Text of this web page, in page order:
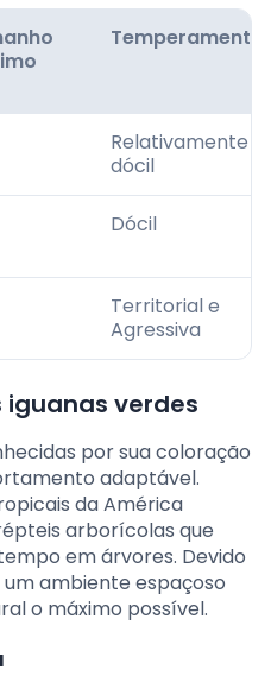
Temperamento
Relativamente
dócil
Dócil
Territorial e
Agressiva
verdes
por sua coloração
adaptável.
da América
arborícolas que
em árvores. Devido
ambiente espaçoso
o máximo possível.